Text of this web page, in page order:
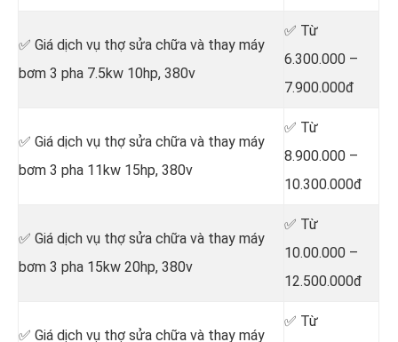
✅ Giá dịch vụ thợ sửa chữa và thay máy
bơm 3 pha 7.5kw 10hp, 380v
✅ Từ
6.300.000 –
7.900.000đ
✅ Giá dịch vụ thợ sửa chữa và thay máy
bơm 3 pha 11kw 15hp, 380v
✅ Từ
8.900.000 –
10.300.000đ
✅ Giá dịch vụ thợ sửa chữa và thay máy
bơm 3 pha 15kw 20hp, 380v
✅ Từ
10.00.000 –
12.500.000đ
✅ Giá dịch vụ thợ sửa chữa và thay máy
✅ Từ